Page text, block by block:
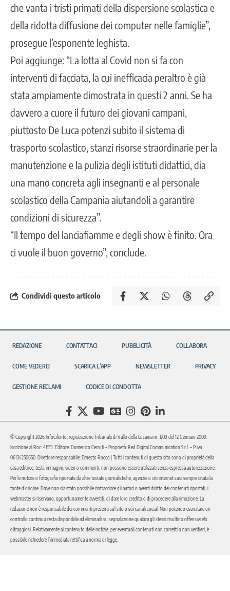
che vanta i tristi primati della dispersione scolastica e
della ridotta diffusione dei computer nelle famiglie”,
prosegue l’esponente leghista.
Poi aggiunge: “La lotta al Covid non si fa con
interventi di facciata, la cui inefficacia peraltro è già
stata ampiamente dimostrata in questi 2 anni. Se ha
davvero a cuore il futuro dei giovani campani,
piuttosto De Luca potenzi subito il sistema di
trasporto scolastico, stanzi risorse straordinarie per la
manutenzione e la pulizia degli istituti didattici, dia
una mano concreta agli insegnanti e al personale
scolastico della Campania aiutandoli a garantire
condizioni di sicurezza”.
“Il tempo del lanciafiamme e degli show è finito. Ora
ci vuole il buon governo”, conclude.
Condividi questo articolo
REDAZIONE CONTATTACI PUBBLICITÀ COLLABORA
COME VEDERCI SCARICA L’APP NEWSLETTER PRIVACY
GESTIONE RECLAMI CODICE DI CONDOTTA
© Copyright 2026 InfoCilento, registrazione Tribunale di Vallo della Lucania nr. 1/09 del 12 Gennaio 2009.
Iscrizione al Roc: 41551. Editore: Domenico Cerruti – Proprietà: Red Digital Communication S.r.l. – P.iva
06134250650. Direttore responsabile: Ernesto Rocco | Tutti i contenuti di questo sito sono di proprietà della
casa editrice, testi, immagini, video o commenti, non possono essere utilizzati senza espressa autorizzazione.
Per le notizie o fotografie riportate da altre testate giornalistiche, agenzie o siti internet sarà sempre citata la
fonte d’origine. Dove non sia stato possibile rintracciare gli autori o aventi diritto dei contenuti riportati, i
webmaster si riservano, opportunamente avvertiti, di dare loro credito o di procedere alla rimozione. La
redazione non è responsabile dei commenti presenti sul sito o sui canali social. Non potendo esercitare un
controllo continuo resta disponibile ad eliminarli su segnalazione qualora gli stessi risultino offensivi e/o
oltraggiosi. Relativamente al contenuto delle notizie, per eventuali contenuti non corretti o non veritieri, è
possibile richiedere l’immediata rettifica a norma di legge.